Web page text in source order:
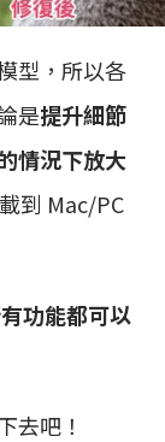
型，所以各
是提升細節
情況下放大
到 Mac/PC
功能都可以
去吧！